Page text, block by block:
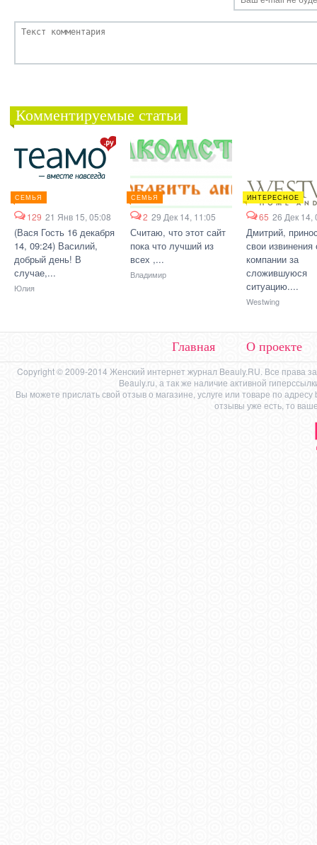
Комментируемые статьи
СЕМЬЯ
129 21 Янв 15, 05:08
(Вася Гость 16 декабря
14, 09:24) Василий,
добрый день! В
случае,...
Юлия
СЕМЬЯ
2 29 Дек 14, 11:05
Считаю, что этот сайт
пока что лучший из
всех ,...
Владимир
ИНТЕРЕСНОЕ
65 26 Дек 14,
Дмитрий,
свои извинения
компании за
сложившуюся
ситуацию....
Westwing
Главная О проекте
Copyright © 2009-2014 Женский интернет журнал Beauly.RU. Все права
Beauly.ru, а так же наличие активной
Вы можете прислать свой отзыв о магазине, услуге или товаре по адресу
отзывы уже есть, то